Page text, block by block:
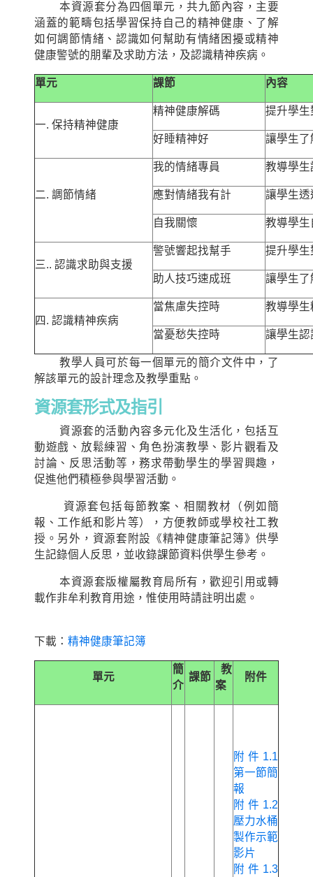
本資源套分為四個單元，共九節內容，主要
涵蓋的範疇包括學習保持自己的精神健康、了解
如何調節情緒、認識如何幫助有情緒困擾或精神
健康警號的朋輩及求助方法，及認識精神疾病。
單元 課節 內容
一. 保持精神健康
精神健康解碼 提升學生
好睡精神好 讓學生了
二. 調節情緒
我的情緒專員 教導學生
應對情緒我有計 讓學生透
自我關懷 教導學生
三.. 認識求助與支援
警號響起找幫手 提升學生
助人技巧速成班 讓學生了
四. 認識精神疾病
當焦慮失控時 教導學生
當憂愁失控時 讓學生認
教學人員可於每一個單元的簡介文件中，了
解該單元的設計理念及教學重點。
資源套形式及指引
資源套的活動內容多元化及生活化，包括互
動遊戲、放鬆練習、角色扮演教學、影片觀看及
討論、反思活動等，務求帶動學生的學習興趣，
促進他們積極參與學習活動。
資源套包括每節教案、相關教材（例如簡
報、工作紙和影片等），方便教師或學校社工教
授。另外，資源套附設《精神健康筆記簿》供學
生記錄個人反思，並收錄課節資料供學生參考。
本資源套版權屬教育局所有，歡迎引用或轉
載作非牟利教育用途，惟使用時請註明出處。
下載： 精神健康筆記簿
單元
簡
介
課節
教
案
附件
附件1.1
第一節簡
報
附件1.2
壓力水桶
製作示範
影片
附件1.3